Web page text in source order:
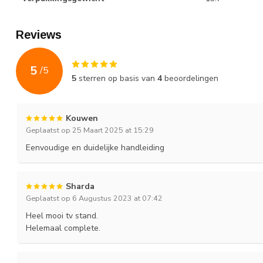
Reviews
5 /5
5 sterren op basis van 4 beoordelingen
Kouwen
Geplaatst op 25 Maart 2025 at 15:29
Eenvoudige en duidelijke handleiding
Sharda
Geplaatst op 6 Augustus 2023 at 07:42
Heel mooi tv stand.
Helemaal complete.